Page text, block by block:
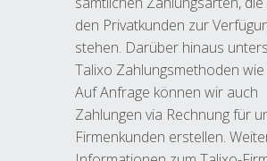
den Privatkunden zur
stehen. Darüber hinaus
Talixo Zahlungsmethoden wie
Auf Anfrage können wir auch
Zahlungen via Rechnung für
Firmenkunden erstellen.